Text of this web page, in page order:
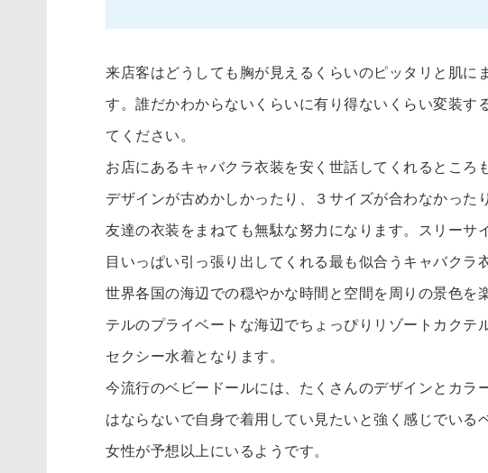
来店客はどうしても胸が見えるくらいのピッタリと肌に
す。誰だかわからないくらいに有り得ないくらい変装す
てください。
お店にあるキャバクラ衣装を安く世話してくれるところ
デザインが古めかしかったり、３サイズが合わなかった
友達の衣装をまねても無駄な努力になります。スリーサ
目いっぱい引っ張り出してくれる最も似合うキャバクラ
世界各国の海辺での穏やかな時間と空間を周りの景色を
テルのプライベートな海辺でちょっぴりリゾートカク
セクシー水着となります。
今流行のベビードールには、たくさんのデザインとカラ
はならないで自身で着用してい見たいと強く感じでいる
女性が予想以上にいるようです。